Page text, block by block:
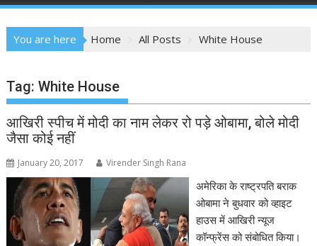
You are here Home All Posts White House
Tag:White House
आखिरी स्पीच में मोदी का नाम लेकर रो पड़े ओबामा, बोले मोदी
जैसा कोई नहीं
January 20, 2017 Virender Singh Rana
अमेरिका के राष्ट्रपति बराक
ओबामा ने बुधवार को व्हाइट
हाउस में आखिरी न्यूज
कॉन्फ्रेंस को संबोधित किया।